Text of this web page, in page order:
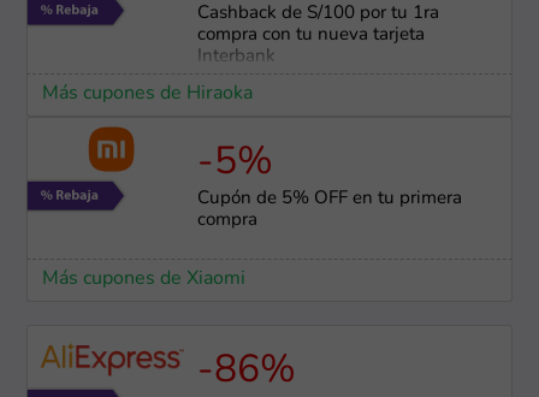
Cashback de S/100 por tu 1ra
compra con tu nueva tarjeta
Interbank
Más cupones de Hiraoka
-5%
Cupón de 5% OFF en tu primera
compra
Más cupones de Xiaomi
-86%